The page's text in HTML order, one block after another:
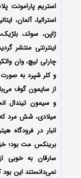
استرالیا، آلمان،
ژاپن، سوئد،
اینترنتی منتشر
چارلی لیچ، وان
و کلر شپرد به
از سایمون گوف
میلادی، شش مرد که
انبار در فرودگاه
سارقان به‌ خوبی
نمی‌دانستند این